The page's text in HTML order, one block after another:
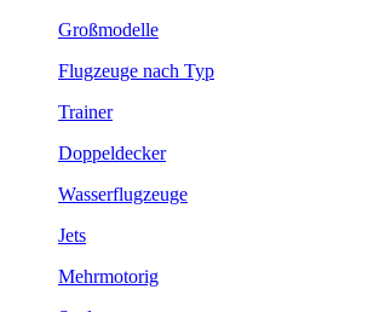
Großmodelle
Flugzeuge nach Typ
Trainer
Doppeldecker
Wasserflugzeuge
Jets
Mehrmotorig